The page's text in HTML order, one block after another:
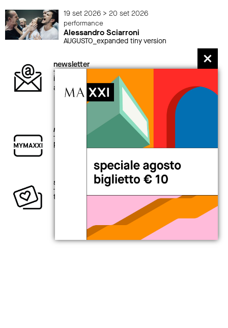
19 set 2026 > 20 set 2026
performance
Alessandro Sciarroni
AUGUSTO_expanded tiny version
newsletter
iscriviti alla newsletter per non perdere gli
aggiornamenti sul mondo MAXXI
my
MAXXI card
per chi è curioso di esplorare il presente.
sostieni la creatività contemporanea
ti aspetta un intero anno di vantaggi.